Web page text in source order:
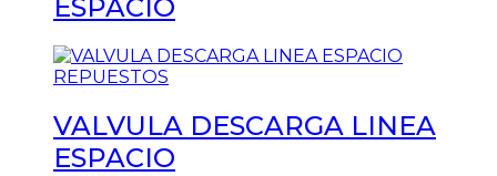
ESPACIO
REPUESTOS
VALVULA DESCARGA LINEA
ESPACIO